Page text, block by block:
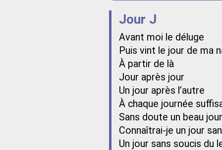
Jour J
Avant moi le déluge
Puis vint le jour de ma
À partir de là
Jour après jour
Un jour après l’autre
À chaque journée
Sans doute un beau jour
Connaîtrai-je un jour
Un jour sans soucis du